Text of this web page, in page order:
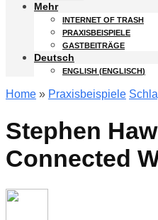
Mehr
INTERNET OF TRASH
PRAXISBEISPIELE
GASTBEITRÄGE
Deutsch
ENGLISH (ENGLISCH)
Home » Praxisbeispiele
Stephen
Connected